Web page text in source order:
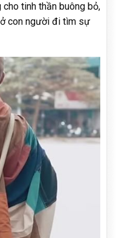
tinh thần buông bỏ,
con người đi tìm sự